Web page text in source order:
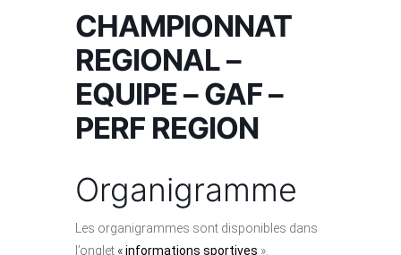
CHAMPIONNAT
REGIONAL –
EQUIPE – GAF –
PERF REGION
Organigramme
Les organigrammes sont disponibles dans
l’onglet «informations sportives ».